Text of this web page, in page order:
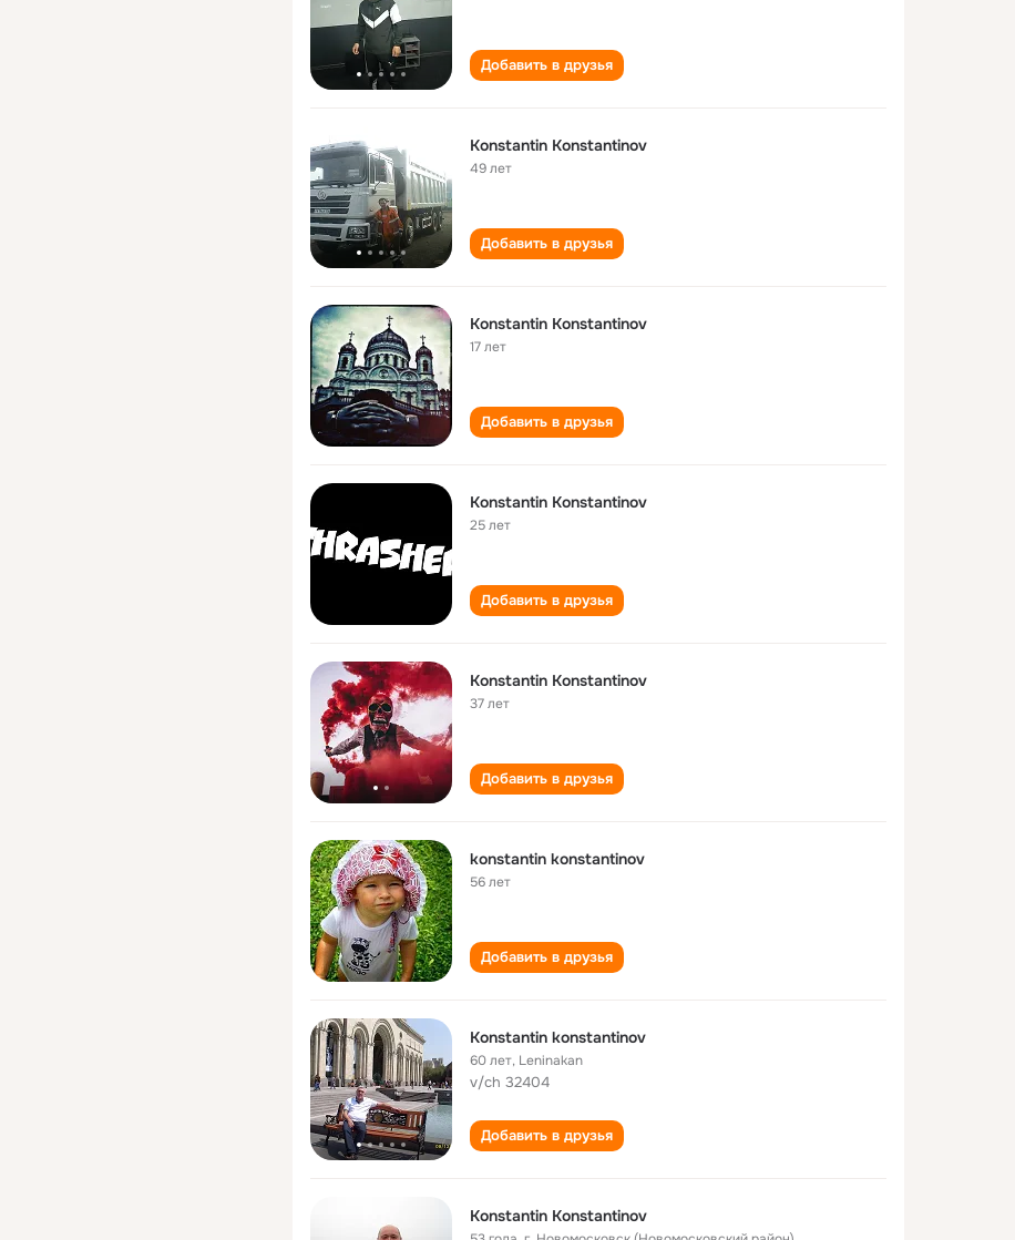
Добавить в друзья
Konstantin Konstantinov
49 лет
Добавить в друзья
Konstantin Konstantinov
17 лет
Добавить в друзья
Konstantin Konstantinov
25 лет
Добавить в друзья
Konstantin Konstantinov
37 лет
Добавить в друзья
konstantin konstantinov
56 лет
Добавить в друзья
Кonstantin konstantinov
60 лет, Leninakan
v/ch 32404
Добавить в друзья
Konstantin Konstantinov